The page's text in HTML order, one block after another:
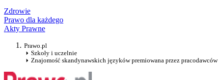
Zdrowie
Prawo dla każdego
Akty Prawne
Prawo.pl
Szkoły i uczelnie
Znajomość skandynawskich języków premiowana przez pracodawców